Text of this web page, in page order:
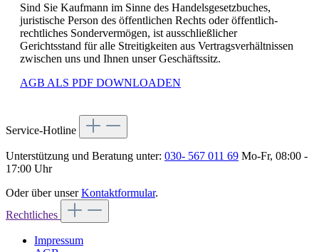
Sind Sie Kaufmann im Sinne des Handelsgesetzbuches,
juristische Person des öffentlichen Rechts oder öffentlich-
rechtliches Sondervermögen, ist ausschließlicher
Gerichtsstand für alle Streitigkeiten aus Vertragsverhältnissen
zwischen uns und Ihnen unser Geschäftssitz.
AGB ALS PDF DOWNLOADEN
Service-Hotline
Unterstützung und Beratung unter: 030- 567 011 69 Mo-Fr, 08:00 -
17:00 Uhr
Oder über unserKontaktformular.
Rechtliches
Impressum